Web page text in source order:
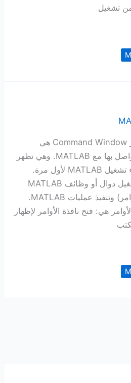
نافذة الأوامر نافذة الأوامر Command Window هي
الطريقة الرئيسية التي تتواصل بها مع MATLAB. وهي تظهر
في سطح المكتب عند بدء تشغيل MATLAB لأول مرة.
استخدم نافذة الأوامر لتشغيل دوال أو وظائف MATLAB
(يشار إليها أيضًا باسم الأوامر) وتنفيذ عمليات MATLAB.
هي: فتح نافذة الأوامر لإظهار